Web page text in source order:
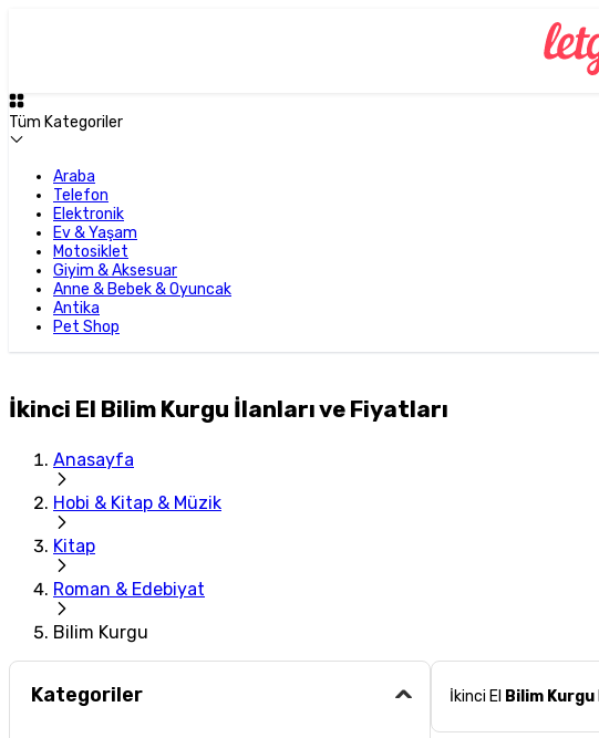
Tüm Kategoriler
Araba
Telefon
Elektronik
Ev & Yaşam
Motosiklet
Giyim & Aksesuar
Anne & Bebek & Oyuncak
Antika
Pet Shop
İkinci El Bilim Kurgu İlanları ve Fiyatları
Anasayfa
Hobi & Kitap & Müzik
Kitap
Roman & Edebiyat
Bilim Kurgu
Kategoriler İkinci El Bilim Kurgu